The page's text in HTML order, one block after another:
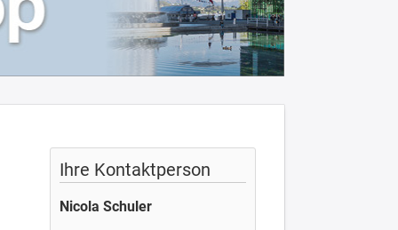
Ihre Kontaktperson
Nicola Schuler